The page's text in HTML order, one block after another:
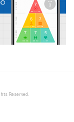
Reserved.